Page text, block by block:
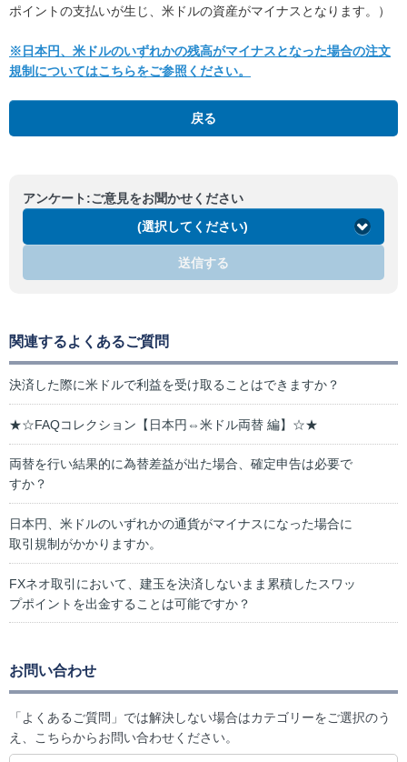
ポイントの支払いが生じ、米ドルの資産がマイナスとなります。）
※日本円、米ドルのいずれかの残高がマイナスとなった場合の注文
規制についてはこちらをご参照ください。
戻る
アンケート:ご意見をお聞かせください
(選択してください)
送信する
関連するよくあるご質問
決済した際に米ドルで利益を受け取ることはできますか？
★☆FAQコレクション【日本円⇔米ドル両替 編】☆★
両替を行い結果的に為替差益が出た場合、確定申告は必要で
すか？
日本円、米ドルのいずれかの通貨がマイナスになった場合に
取引規制がかかりますか。
FXネオ取引において、建玉を決済しないまま累積したスワッ
プポイントを出金することは可能ですか？
お問い合わせ
「よくあるご質問」では解決しない場合はカテゴリーをご選択のう
え、こちらからお問い合わせください。